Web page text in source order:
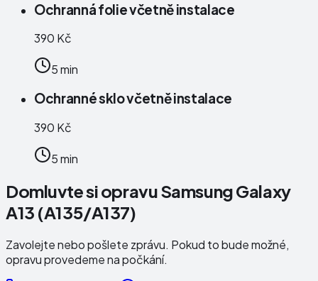
Ochranná folie včetně instalace
390 Kč
5 min
Ochranné sklo včetně instalace
390 Kč
5 min
Domluvte si opravu Samsung Galaxy
A13 (A135/A137)
Zavolejte nebo pošlete zprávu. Pokud to bude možné,
opravu provedeme na počkání.